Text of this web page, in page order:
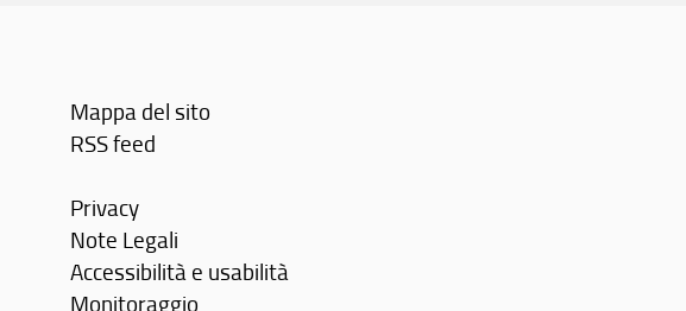
Mappa del sito
RSS feed
Privacy
Note Legali
Accessibilità e usabilità
Monitoraggio